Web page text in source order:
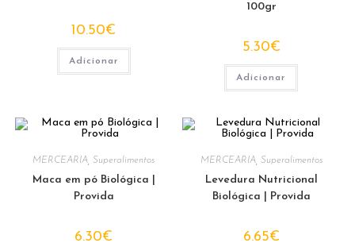
10.50€
Adicionar
100gr
5.30€
Adicionar
MERCEARIA ,Superalimentos
Maca em pó Biológica |
Provida
6.30€
MERCEARIA, Superalimentos
Levedura Nutricional
Biológica | Provida
6.65€